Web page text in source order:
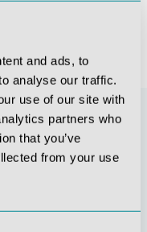
and ads, to
analyse our traffic.
use of our site with
partners who
that you’ve
from your use